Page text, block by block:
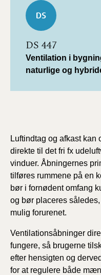
DS 447
Ventilation i
naturlige og
Luftindtag og afkast
direkte til det fri fx
vinduer. Åbningernes
tilføres rummene på en
bør i fornødent omfang
og bør placeres
mulig forurenet.
Ventilationsåbninger
fungere, så brugerne
efter hensigten og
for at regulere både